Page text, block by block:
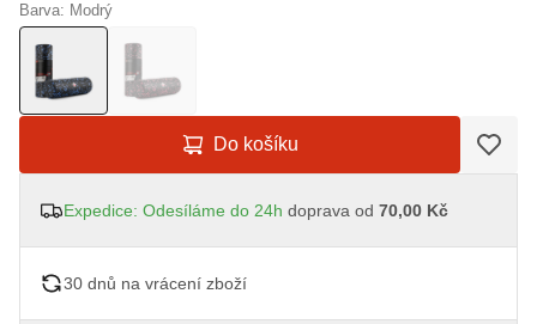
Barva: Modrý
Do košíku
Expedice: Odesíláme do 24h doprava od 70,00 Kč
30 dnů na vrácení zboží